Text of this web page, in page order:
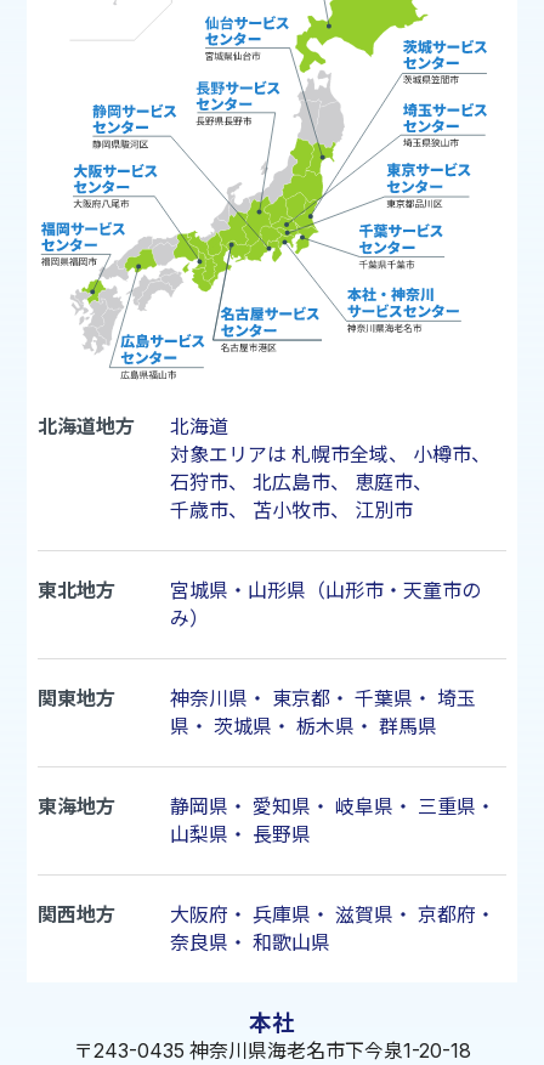
北海道地方
北海道
対象エリアは 札幌市全域、 小樽市、
石狩市、 北広島市、 恵庭市、
千歳市、 苫小牧市、 江別市
東北地方
宮城県・山形県（山形市・天童市の
み）
関東地方 神奈川県 ・ 東京都・ 千葉県 ・ 埼玉
県 ・ 茨城県 ・ 栃木県 ・ 群馬県
東海地方 静岡県 ・ 愛知県 ・ 岐阜県 ・ 三重県 ・
山梨県 ・ 長野県
関西地方 大阪府 ・ 兵庫県 ・ 滋賀県 ・ 京都府 ・
奈良県 ・ 和歌山県
本社
〒243-0435 神奈川県海老名市下今泉1-20-18